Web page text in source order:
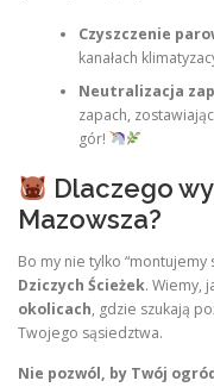
Czyszczenie
kanałach
Neutralizacja
zapach,
gór!
Dlaczego
Mazowsza?
Bo my nie tylko “montujemy
Dziczych Ścieżek. Wiemy,
okolicach, gdzie szukają
Twojego sąsiedztwa.
Nie pozwól, by Twój